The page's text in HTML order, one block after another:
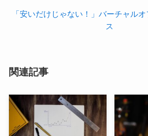
「安いだけじゃない！」バーチャル
ス
関連記事